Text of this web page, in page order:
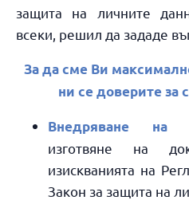
защита на личните
всеки, решил да зададе
За да сме Ви
ни се доверите за
Внедряване на
изготвяне на
изискванията на
Закон за защита на